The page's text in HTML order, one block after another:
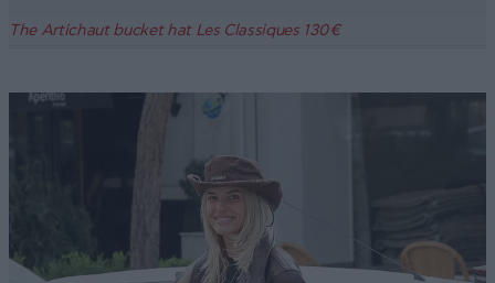
The Artichaut bucket hat Les Classiques 130 €